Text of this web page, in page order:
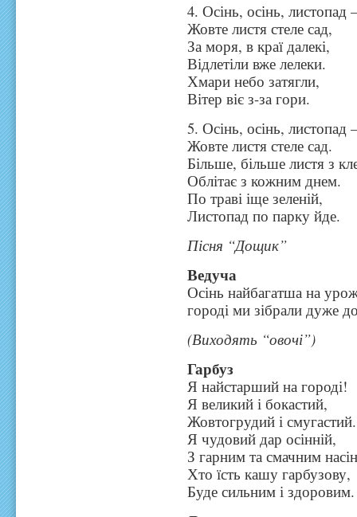
4. Осінь, осінь, листопад
Жовте листя стеле сад,
За моря, в краї далекі,
Відлетіли вже лелеки.
Хмари небо затягли,
Вітер віє з-за гори.
5. Осінь, осінь, листопад
Жовте листя стеле сад.
Більше, більше листя з
Облітає з кожним днем.
По траві іще зеленій,
Листопад по парку йде.
Пісня “Дощик”
Ведуча
Осінь найбагатша на
городі ми зібрали дуже
(Виходять “овочі”)
Гарбуз
Я найстарший на городі!
Я великий і бокастий,
Жовтогрудий і смугастий.
Я чудовий дар осінній,
З гарним та смачним
Хто їсть кашу гарбузову,
Буде сильним і здоровим.